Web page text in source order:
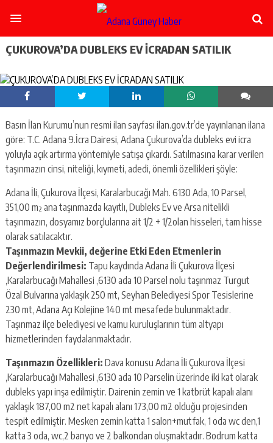
escort
ataşehir
escort
kadıköy
escort
ümraniye
escort
mecidiyeköy
escort
taksim
escort
beşiktaş
escort
kartal
escort
maltepe
ÇUKUROVA’DA DUBLEKS EV İCRADAN SATILIK
Basın İlan Kurumu’nun resmi ilan sayfası ilan.gov.tr’de yayınlanan ilana
göre: T.C. Adana 9.İcra Dairesi, Adana Çukurova’da dubleks evi icra
yoluyla açık artırma yöntemiyle satışa çıkardı. Satılmasına karar verilen
taşınmazın cinsi, niteliği, kıymeti, adedi, önemli özellikleri şöyle:
Adana İli, Çukurova İlçesi, Karalarbucağı Mah. 6130 Ada, 10 Parsel,
351,00 m² ana taşınmazda kayıtlı, Dubleks Ev ve Arsa nitelikli
taşınmazın, dosyamız borçlularına ait 1/2 + 1/2olan hisseleri, tam hisse
olarak satılacaktır.
Taşınmazın Mevkii, değerine Etki Eden Etmenlerin
Değerlendirilmesi: Tapu kaydında Adana İli Çukurova İlçesi
,Karalarbucağı Mahallesi ,6130 ada 10 Parsel nolu taşınmaz Turgut
Özal Bulvarına yaklaşık 250 mt, Seyhan Belediyesi Spor Tesislerine
230 mt, Adana Açı Kolejine 140 mt mesafede bulunmaktadır.
Taşınmaz ilçe belediyesi ve kamu kuruluşlarının tüm altyapı
hizmetlerinden faydalanmaktadır.
Taşınmazın Özellikleri: Dava konusu Adana İli Çukurova İlçesi
,Karalarbucağı Mahallesi ,6130 ada 10 Parselin üzerinde iki kat olarak
dubleks yapı inşa edilmiştir. Dairenin zemin ve 1 katbrüt kapalı alanı
yaklaşık 187,00 m2 net kapalı alanı 173,00 m2 olduğu projesinden
tespit edilmiştir. Mesken zemin katta 1 salon+mutfak, 1 oda wc den,1
katta 3 oda, wc,2 banyo ve 2 balkondan oluşmaktadır. Bodrum katta